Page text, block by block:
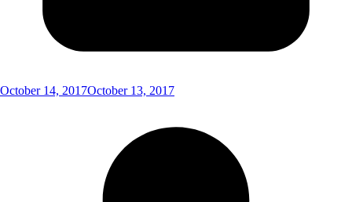
October 14, 2017October 13, 2017